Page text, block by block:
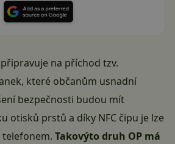
na příchod tzv.
které občanům usnadní
bezpečnosti budou mít
otisků prstů a díky NFC čipu je lze
Takovýto druh OP má